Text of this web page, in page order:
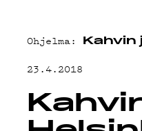
Ohjelma: Kahvin
23.4.2018